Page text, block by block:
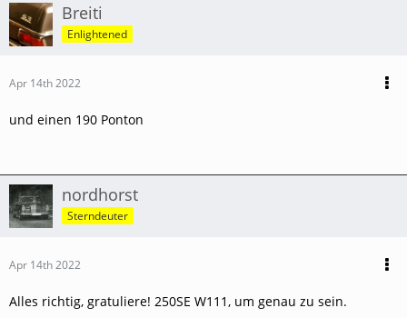
Breiti
Enlightened
Apr 14th 2022
und einen 190 Ponton
nordhorst
Sterndeuter
Apr 14th 2022
Alles richtig, gratuliere! 250SE W111, um genau zu sein.